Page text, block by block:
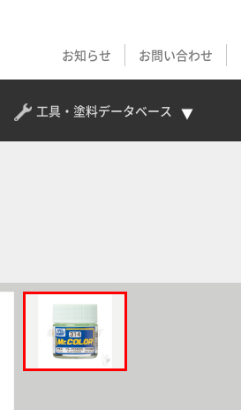
お知らせ
お問い合わせ
工具・塗料データベース